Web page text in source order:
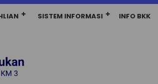
SISTEM INFORMASI INFO BKK